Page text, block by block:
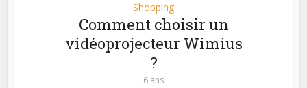
Shopping
Comment choisir un
vidéoprojecteur Wimius
?
6 ans